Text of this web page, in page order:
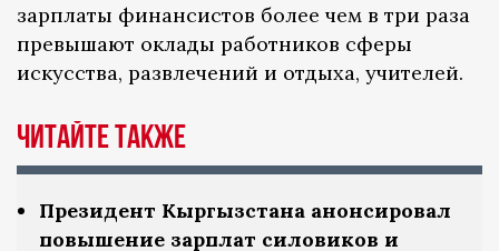
зарплаты финансистов более чем в три раза
превышают оклады работников сферы
искусства, развлечений и отдыха, учителей.
Читайте также
Президент Кыргызстана анонсировал
повышение зарплат силовиков и